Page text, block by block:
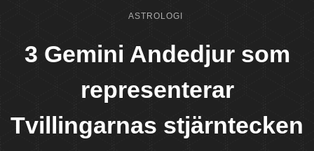
ASTROLOGI
3 Gemini Andedjur som
representerar
Tvillingarnas stjärntecken